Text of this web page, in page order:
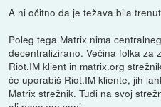
A ni očitno da je težava bila
Poleg tega Matrix nima
decentralizirano. Večina folka za
Riot.IM klient in matrix.org
če uporabiš Riot.IM kliente, jih
Matrix strežnik. Tudi na svoj